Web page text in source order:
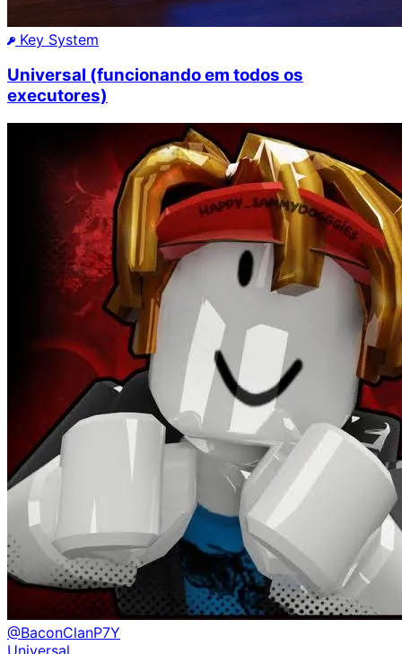
Key System
Universal (funcionando em todos os
executores)
@BaconClanP7Y